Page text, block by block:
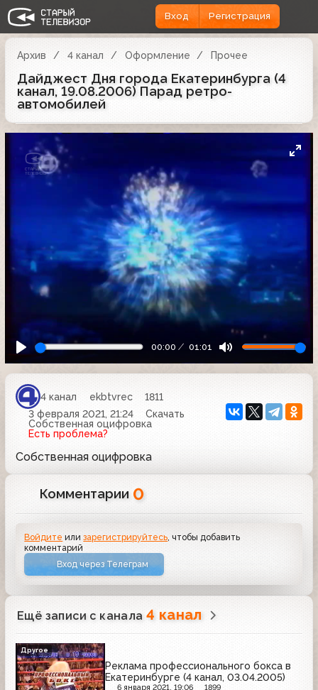
Вход Регистрация
Архив 4 канал Оформление Прочее
Дайджест Дня города Екатеринбурга (4
канал, 19.08.2006) Парад ретро-
автомобилей
00:00 01:01
4 канал ekbtvrec
1811
3 февраля 2021, 21:24
Скачать
Собственная оцифровка
Есть проблема?
Собственная оцифровка
Комментарии 0
Войдите илизарегистрируйтесь, чтобы добавить
комментарий
Вход через Телеграм
Ещё записи с канала 4 канал
Реклама профессионального бокса в
Екатеринбурге (4 канал, 03.04.2005)
6 января 2021, 19:06 1899
Другое